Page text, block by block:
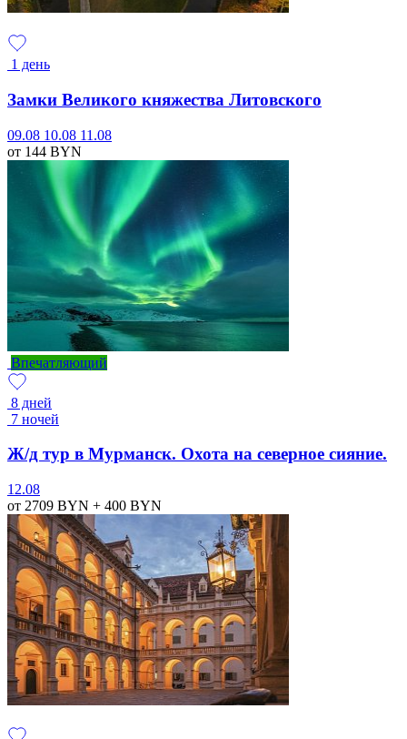
1 день
Замки Великого княжества Литовского
09.08 10.08 11.08
от 144 BYN
Впечатляющий
8 дней
7 ночей
Ж/д тур в Мурманск. Охота на северное сияние.
12.08
от 2709 BYN + 400 BYN